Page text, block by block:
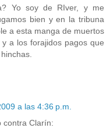
Yo soy de RIver, y me
bien y en la tribuna
a esta manga de muertos
a los forajidos pagos que
a las 4:36 p.m.
contra Clarín: